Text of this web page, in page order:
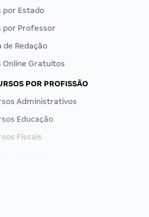
por Estado
por Professor
de Redação
Online Gratuitos
POR PROFISSÃO
Administrativos
Educação
Fiscais